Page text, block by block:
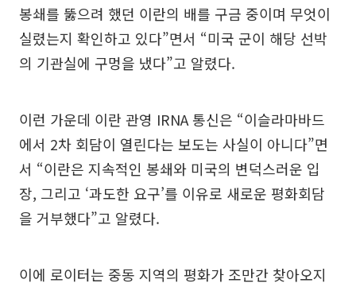
봉쇄를 뚫으려 했던 이란의 배를 구금 중이며 무엇이
실렸는지 확인하고 있다”면서 “미국 군이 해당 선박
의 기관실에 구멍을 냈다”고 알렸다.
이런 가운데 이란 관영 IRNA 통신은 “이슬라마바드
에서 2차 회담이 열린다는 보도는 사실이 아니다”면
서 “이란은 지속적인 봉쇄와 미국의 변덕스러운 입
장, 그리고 ‘과도한 요구’를 이유로 새로운 평화회담
을 거부했다”고 알렸다.
이에 로이터는 중동 지역의 평화가 조만간 찾아오지